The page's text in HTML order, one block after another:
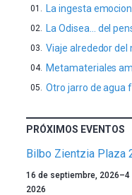
La ingesta
La Odisea… del
Viaje alrededor del
Metamateriales
Otro jarro de agua
PRÓXIMOS EVENTOS
Bilbo Zientzia Plaza
Un
año
16 de septiembre, 2026–4
2026